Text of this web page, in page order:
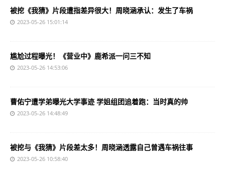
被挖《我猜》片段遭指差异很大！周晓涵承认：发生了车祸
2023-05-26 15:01:14
尴尬过程曝光！《营业中》鹿希派一问三不知
2023-05-26 14:53:06
曹佑宁遭学弟曝光大学事迹 学姐组团追着跑：当时真的帅
2023-05-26 14:48:49
被挖与《我猜》片段差太多！周晓涵透露自己曾遇车祸往事
2023-05-26 10:58:40